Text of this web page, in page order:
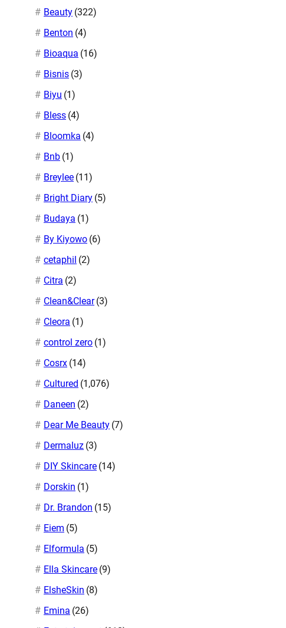
Beauty (322)
Benton (4)
Bioaqua (16)
Bisnis (3)
Biyu (1)
Bless (4)
Bloomka (4)
Bnb (1)
Breylee (11)
Bright Diary (5)
Budaya (1)
By Kiyowo (6)
cetaphil (2)
Citra (2)
Clean&Clear (3)
Cleora (1)
control zero (1)
Cosrx (14)
Cultured (1,076)
Daneen (2)
Dear Me Beauty (7)
Dermaluz (3)
DIY Skincare (14)
Dorskin (1)
Dr. Brandon (15)
Eiem (5)
Elformula (5)
Ella Skincare (9)
ElsheSkin (8)
Emina (26)